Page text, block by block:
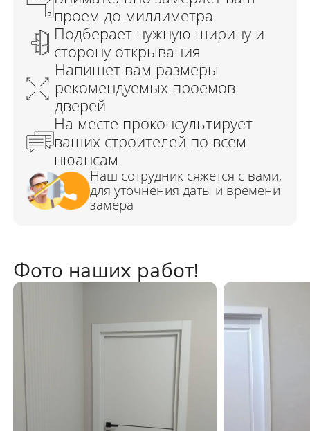
Фото наших работ!